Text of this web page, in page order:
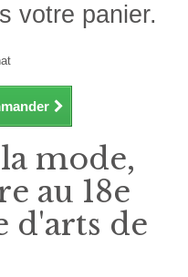
votre panier.
mode,
au 18e
d'arts de